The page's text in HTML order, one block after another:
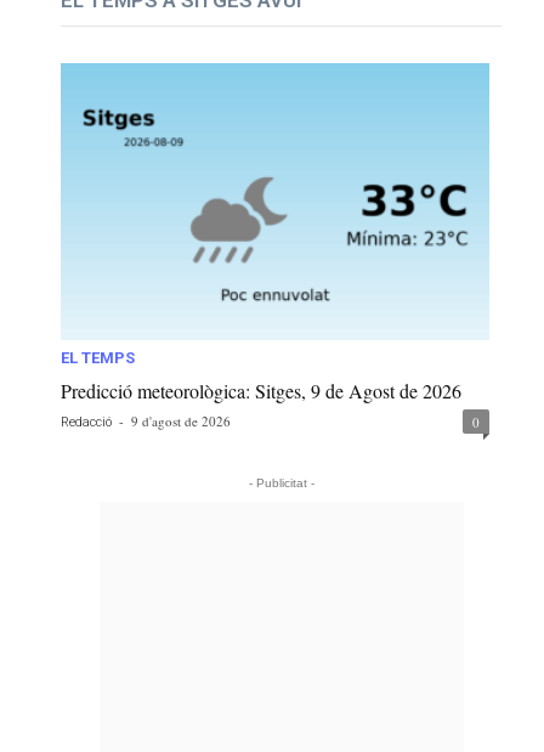
EL TEMPS
Predicció meteorològica: Sitges, 9 de Agost de 2026
Redacció - 9 d'agost de 2026 0
- Publicitat -